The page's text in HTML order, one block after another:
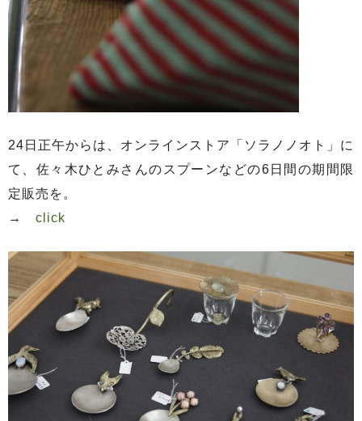
24日正午からは、オンラインストア「ソラノノオト」に
て、佐々木ひとみさんのスプーンなどの6日間の期間限
定販売を。
→ click